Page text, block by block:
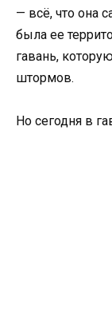
— всё, что она
была ее
гавань,
штормов.
Но сегодня в